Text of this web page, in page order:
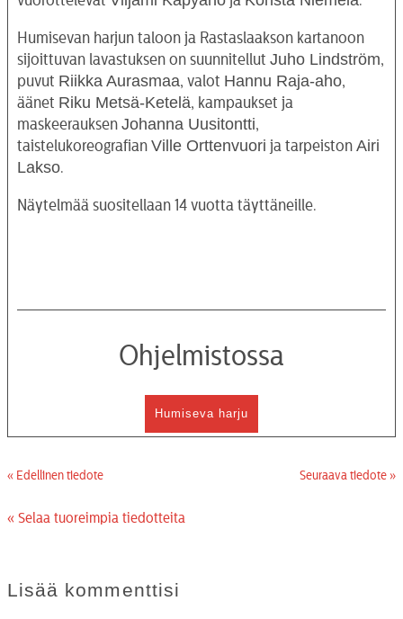
Humisevan harjun taloon ja Rastaslaakson kartanoon
sijoittuvan lavastuksen on suunnitellut Juho Lindström
puvut Riikka Aurasmaa , valot Hannu Raja-aho
äänet Riku Metsä-Ketelä , kampaukset ja
maskeerauksen Johanna Uusitontti
taistelukoreografian Ville Orttenvuori ja tarpeiston Airi
Lakso
Näytelmää suositellaan 14 vuotta täyttäneille.
Ohjelmistossa
Humiseva harju
« Edellinen tiedote Seuraava tiedote »
« Selaa tuoreimpia tiedotteita
Lisää kommenttisi